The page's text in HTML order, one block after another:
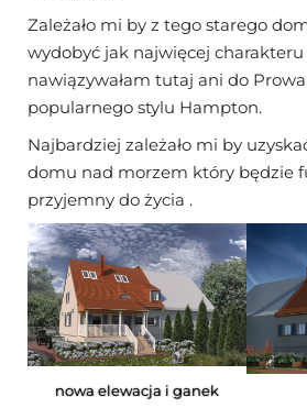
Zależało mi by z tego starego
wydobyć jak najwięcej charakteru
nawiązywałam tutaj ani do
popularnego stylu Hampton.
Najbardziej zależało mi by
domu nad morzem który będzie
przyjemny do życia .
nowa elewacja i ganek